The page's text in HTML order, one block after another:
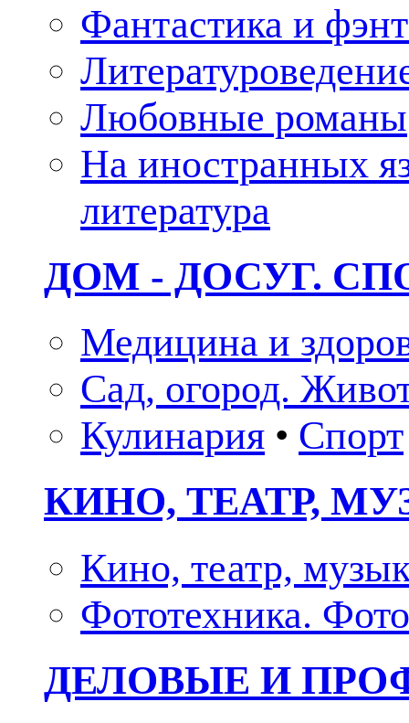
Фантастика и
Любовные романы
На иностранных
литература
ДОМ - ДОСУГ.
Медицина и
Сад, огород.
Кулинария • Спорт
КИНО, ТЕАТР,
Кино, театр,
Фототехника.
ДЕЛОВЫЕ И